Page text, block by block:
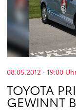
08.05.2012 · 19:00
TOYOTA
GEWINNT